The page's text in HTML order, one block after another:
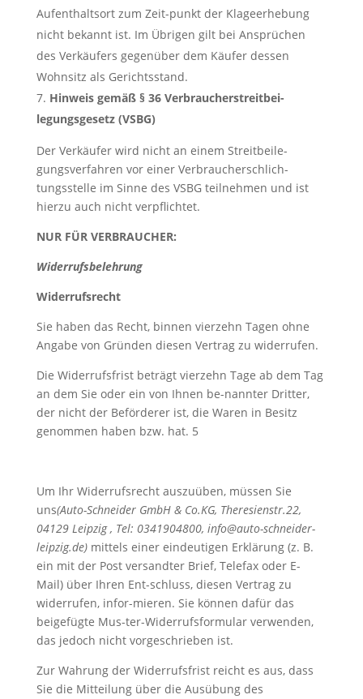
Aufenthaltsort zum Zeit-punkt der Klageerhebung
nicht bekannt ist. Im Übrigen gilt bei Ansprüchen
des Verkäufers gegenüber dem Käufer dessen
Wohnsitz als Gerichtsstand.
Hinweis gemäß § 36 Verbraucherstreitbei-
legungsgesetz (VSBG)
Der Verkäufer wird nicht an einem Streitbeile-
gungsverfahren vor einer Verbraucherschlich-
tungsstelle im Sinne des VSBG teilnehmen und ist
hierzu auch nicht verpflichtet.
NUR FÜR VERBRAUCHER:
Widerrufsbelehrung
Widerrufsrecht
Sie haben das Recht, binnen vierzehn Tagen ohne
Angabe von Gründen diesen Vertrag zu widerrufen.
Die Widerrufsfrist beträgt vierzehn Tage ab dem Tag
an dem Sie oder ein von Ihnen be-nannter Dritter,
der nicht der Beförderer ist, die Waren in Besitz
genommen haben bzw. hat. 5
Um Ihr Widerrufsrecht auszuüben, müssen Sie
uns(Auto-Schneider GmbH & Co.KG, Theresienstr.22,
04129 Leipzig , Tel: 0341904800, info@auto-schneider-
leipzig.de) mittels einer eindeutigen Erklärung (z. B.
ein mit der Post versandter Brief, Telefax oder E-
Mail) über Ihren Ent-schluss, diesen Vertrag zu
widerrufen, infor-mieren. Sie können dafür das
beigefügte Mus-ter-Widerrufsformular verwenden,
das jedoch nicht vorgeschrieben ist.
Zur Wahrung der Widerrufsfrist reicht es aus, dass
Sie die Mitteilung über die Ausübung des